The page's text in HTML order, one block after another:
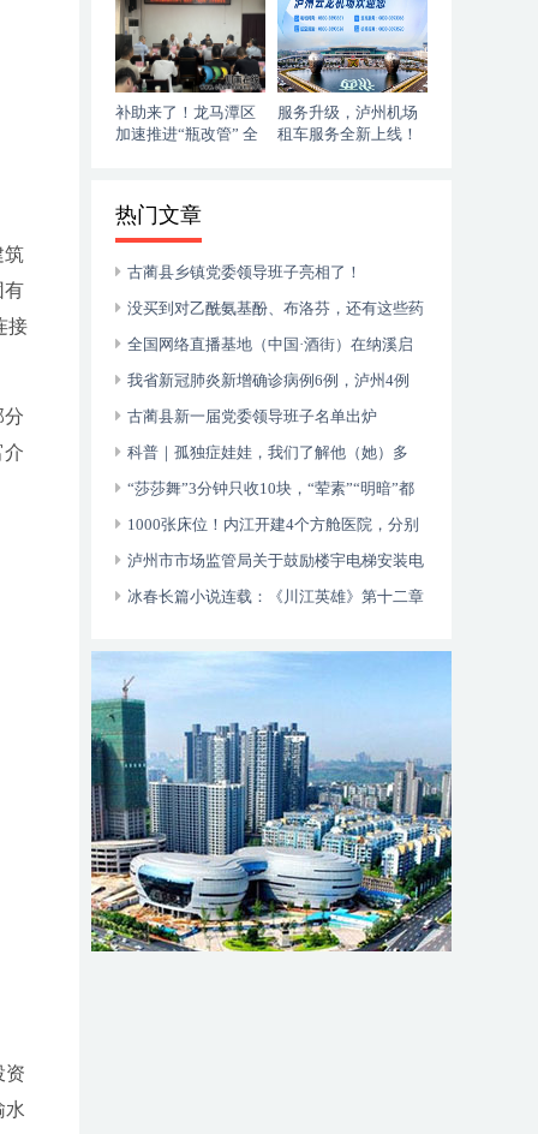
筑
有
接
介
资
水
补助来了！龙马潭区
加速推进“瓶改管” 全
服务升级，泸州机场
租车服务全新上线！
热门文章
古蔺县乡镇党委领导班子亮相了！
没买到对乙酰氨基酚、布洛芬，还有这些药
可以临时替代
全国网络直播基地（中国·酒街）在纳溪启
动运行
我省新冠肺炎新增确诊病例6例，泸州4例
古蔺县新一届党委领导班子名单出炉
科普｜孤独症娃娃，我们了解他（她）多
少？
“莎莎舞”3分钟只收10块，“荤素”“明暗”都
有，还可以······
1000张床位！内江开建4个方舱医院，分别
位于——
泸州市市场监管局关于鼓励楼宇电梯安装电
动自行车智能阻止系统的倡议书
冰春长篇小说连载：《川江英雄》第十二章